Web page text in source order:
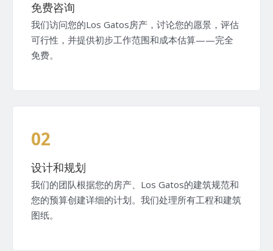
免费咨询
我们访问您的Los Gatos房产，讨论您的愿景，评估
可行性，并提供初步工作范围和成本估算——完全
免费。
02
设计和规划
我们的团队根据您的房产、Los Gatos的建筑规范和
您的预算创建详细的计划。我们处理所有工程和建筑
图纸。